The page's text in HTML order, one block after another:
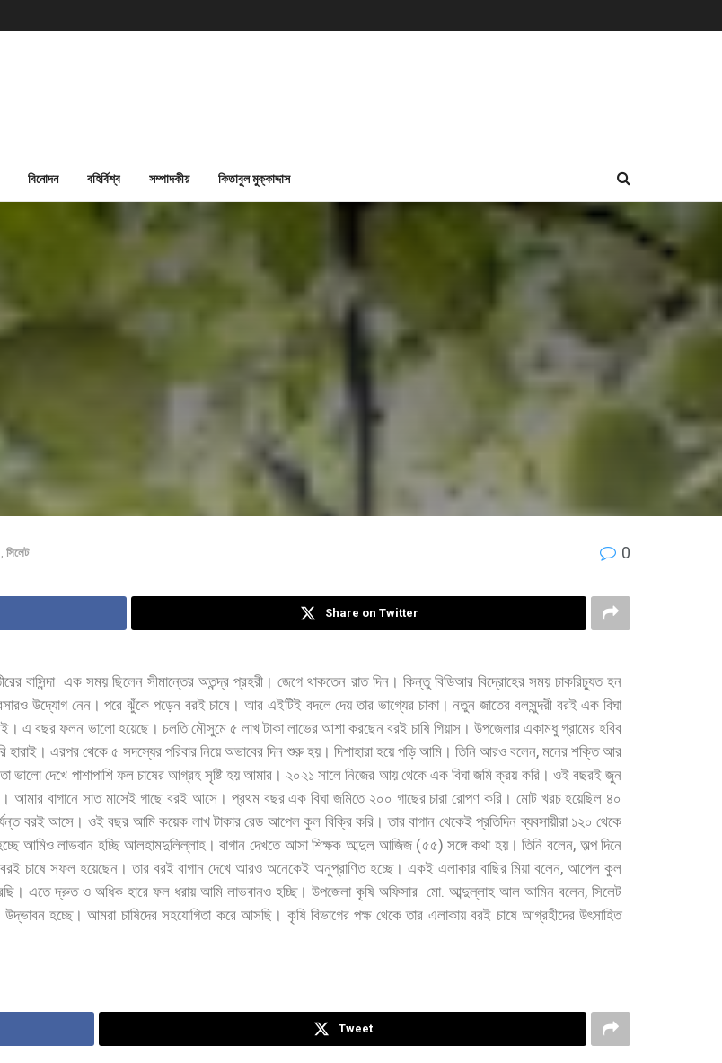
বিনোদন বহির্বিশ্ব সম্পাদকীয় কিতাবুল মুক্কাদ্দাস
, সিলেট 0
Share on Twitter
বাসিন্দা এক সময় ছিলেন সীমান্তের অতন্দ্র প্রহরী। জেগে থাকতেন রাত দিন। কিন্তু বিডিআর বিদ্রোহের সময় চাকরিচ্যুত হন
উদ্যোগ নেন। পরে ঝুঁকে পড়েন বরই চাষে। আর এইটিই বদলে দেয় তার ভাগ্যের চাকা। নতুন জাতের বলসুন্দরী বরই এক বিঘা
এ বছর ফলন ভালো হয়েছে। চলতি মৌসুমে ৫ লাখ টাকা লাভের আশা করছেন বরই চাষি গিয়াস। উপজেলার একামধু গ্রামের হবিব
হারাই। এরপর থেকে ৫ সদস্যের পরিবার নিয়ে অভাবের দিন শুরু হয়। দিশাহারা হয়ে পড়ি আমি। তিনি আরও বলেন,মনের শক্তি আর
ভালো দেখে পাশাপাশি ফল চাষের আগ্রহ সৃষ্টি হয় আমার। ২০২১ সালে নিজের আয় থেকে এক বিঘা জমি ক্রয় করি। ওই বছরই জুন
আমার বাগানে সাত মাসেই গাছে বরই আসে। প্রথম বছর এক বিঘা জমিতে ২০০ গাছের চারা রোপণ করি। মোট খরচ হয়েছিল ৪০
বরই আসে। ওই বছর আমি কয়েক লাখ টাকার রেড আপেল কুল বিক্রি করি। তার বাগান থেকেই প্রতিদিন ব্যবসায়ীরা ১২০ থেকে
আমিও লাভবান হচ্ছি আলহামদুলিল্লাহ। বাগান দেখতে আসা শিক্ষক আব্দুল আজিজ(৫৫)সঙ্গে কথা হয়। তিনি বলেন, অল্প দিনে
বরই চাষে সফল হয়েছেন। তার বরই বাগান দেখে আরও অনেকেই অনুপ্রাণিত হচ্ছে। একই এলাকার বাছির মিয়া বলেন,আপেল কুল
এতে দ্রুত ও অধিক হারে ফল ধরায় আমি লাভবানও হচ্ছি। উপজেলা কৃষি অফিসার মো. আব্দুল্লাহ আল আমিন বলেন, সিলেট
উদ্ভাবন হচ্ছে। আমরা চাষিদের সহযোগিতা করে আসছি। কৃষি বিভাগের পক্ষ থেকে তার এলাকায় বরই চাষে আগ্রহীদের উৎসাহিত
Tweet